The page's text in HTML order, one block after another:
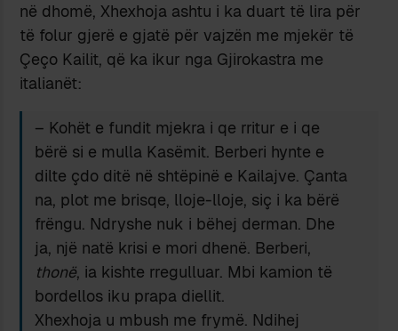
në dhomë, Xhexhoja ashtu i ka duart të lira për
të folur gjerë e gjatë për vajzën me mjekër të
Çeço Kailit, që ka ikur nga Gjirokastra me
italianët:
– Kohët e fundit mjekra i qe rritur e i qe
bërë si e mulla Kasëmit. Berberi hynte e
dilte çdo ditë në shtëpinë e Kailajve. Çanta
na, plot me brisqe, lloje-lloje, siç i ka bërë
frëngu. Ndryshe nuk i bëhej derman. Dhe
ja, një natë krisi e mori dhenë. Berberi,
thonë, ia kishte rregulluar. Mbi kamion të
bordellos iku prapa diellit.
Xhexhoja u mbush me frymë. Ndihej